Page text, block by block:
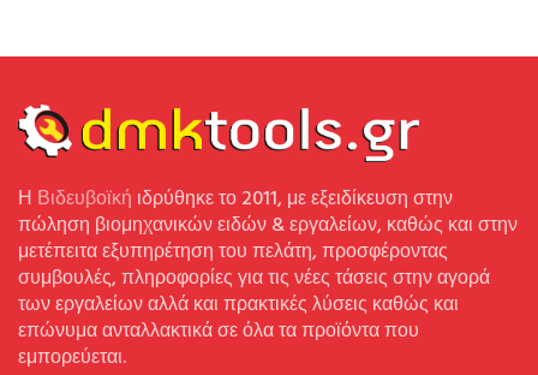
Η Βιδευβοϊκή ιδρύθηκε το 2011, με εξειδίκευση στην
πώληση βιομηχανικών ειδών & εργαλείων, καθώς και στην
μετέπειτα εξυπηρέτηση του πελάτη, προσφέροντας
συμβουλές, πληροφορίες για τις νέες τάσεις στην αγορά
των εργαλείων αλλά και πρακτικές λύσεις καθώς και
επώνυμα ανταλλακτικά σε όλα τα προϊόντα που
εμπορεύεται.